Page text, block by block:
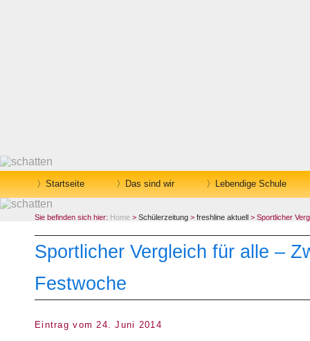
Startseite Das sind wir Lebendige Schule
Sie befinden sich hier: Home > Schülerzeitung > freshline aktuell > Sportlicher
Sportlicher Vergleich für alle –
Festwoche
Eintrag vom 24. Juni 2014